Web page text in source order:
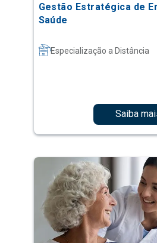
Gestão Estratégica de
Saúde
Especialização a Distância
Saiba